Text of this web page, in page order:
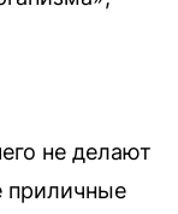
не делают
приличные